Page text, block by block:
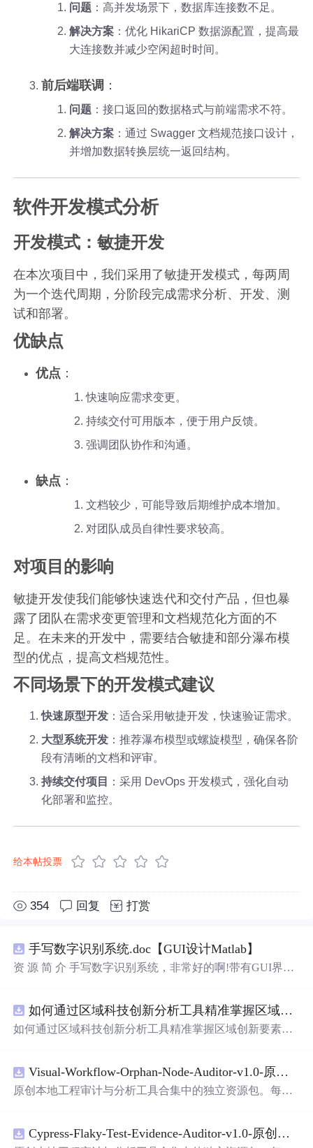
问题 ：高并发场景下，数据库连接数不足。
解决方案 ：优化 HikariCP 数据源配置，提高最
大连接数并减少空闲超时时间。
前后端联调 ：
问题 ：接口返回的数据格式与前端需求不符。
解决方案 ：通过 Swagger 文档规范接口设计，
并增加数据转换层统一返回结构。
软件开发模式分析
开发模式：敏捷开发
在本次项目中，我们采用了敏捷开发模式，每两周
为一个迭代周期，分阶段完成需求分析、开发、测
试和部署。
优缺点
优点 ：
快速响应需求变更。
持续交付可用版本，便于用户反馈。
强调团队协作和沟通。
缺点 ：
文档较少，可能导致后期维护成本增加。
对团队成员自律性要求较高。
对项目的影响
敏捷开发使我们能够快速迭代和交付产品，但也暴
露了团队在需求变更管理和文档规范化方面的不
足。在未来的开发中，需要结合敏捷和部分瀑布模
型的优点，提高文档规范性。
不同场景下的开发模式建议
快速原型开发 ：适合采用敏捷开发，快速验证需求。
大型系统开发 ：推荐瀑布模型或螺旋模型，确保各阶
段有清晰的文档和评审。
持续交付项目
：采用 DevOps 开发模式，强化自动
化部署和监控。
给本帖投票
354 回复 打赏
手写数字识别系统.doc【GUI设计Matlab】
资 源 简 介 手写数字识别系统，非常好的啊!带有GUI界
带有直观的图形用户界面（GUI），非常容易使用。你只
需要将手写数字输入系统，它将立即给出准确的识别结
是一个非常方便和实用的工具，你一定会喜欢它的！
如何通过区域科技创新分析工具精准掌握区域创新要素分布与产业链融合现状？.docx
如何通过区域科技创新分析工具精准掌握区域创新要素分
Visual-Workflow-Orphan-Node-Auditor-v1.0-原创源码与文档.zip
原创本地工程审计与分析工具合集中的独立资源包。每个
README、运行说明、功能清单、MIT License及原创与授
Cypress-Flaky-Test-Evidence-Auditor-v1.0-原创源码与文档.zip